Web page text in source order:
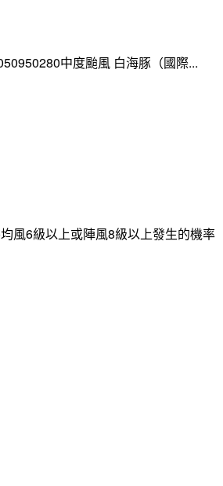
中度颱風 白海豚（國際...
風6級以上或陣風8級以上發生的機率